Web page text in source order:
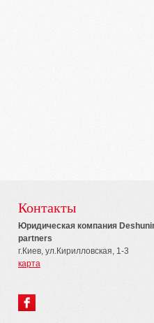
Контакты
Юридическая компания
partners
г.Киев, ул.Кирилловская, 1-3
карта